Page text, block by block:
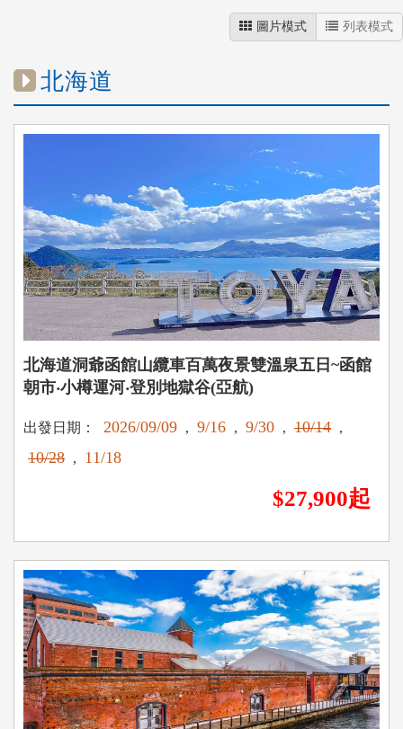
圖片模式 列表模式
北海道
北海道洞爺函館山纜車百萬夜景雙溫泉五日~函館
朝市‧小樽運河‧登別地獄谷(亞航)
出發日期： 2026/09/09 , 9/16 , 9/30 , 10/14 ,
10/28 , 11/18
$27,900起